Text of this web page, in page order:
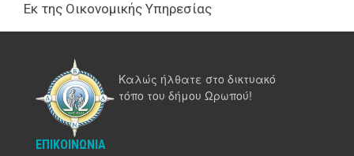
Εκ της Οικονομικής Υπηρεσίας
Καλώς ήλθατε στο δικτυακό
τόπο του δήμου Ωρωπού!
ΕΠΙΚΟΙΝΩΝΊΑ